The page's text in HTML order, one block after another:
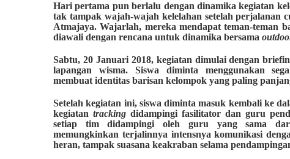
Hari pertama pun berlalu dengan dinamika kegiatan
tak tampak wajah-wajah kelelahan setelah perjalanan
Atmajaya. Wajarlah, mereka mendapat teman-teman
diawali dengan rencana untuk dinamika bersama
Sabtu, 20 Januari 2018, kegiatan dimulai dengan
lapangan wisma. Siswa diminta menggunakan
membuat identitas barisan kelompok yang paling
Setelah kegiatan ini, siswa diminta masuk kembali ke
kegiatan tracking didampingi fasilitator dan guru
setiap tim didampingi oleh guru yang sama
memungkinkan terjalinnya intensnya komunikasi
heran, tampak suasana keakraban selama